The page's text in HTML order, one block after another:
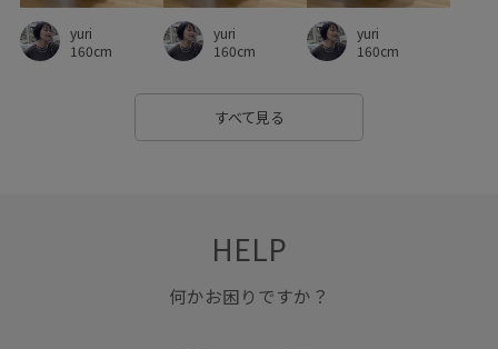
yuri
160cm
yuri
160cm
yuri
160cm
すべて見る
HELP
何かお困りですか？